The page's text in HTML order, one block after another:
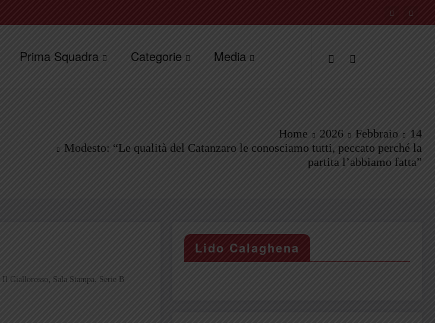
Prima Squadra Categorie Media
Home 2026 Febbraio
14
Modesto: “Le qualità del Catanzaro le conosciamo tutti, peccato perché la
partita l’abbiamo fatta”
Il Giallorosso, Sala Stampa, Serie B
Lido Calaghena